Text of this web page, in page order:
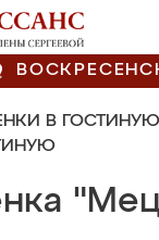
В ГОСТИНУЮ